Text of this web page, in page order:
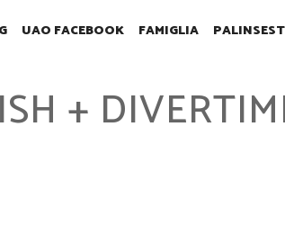
UAO FACEBOOK FAMIGLIA
+